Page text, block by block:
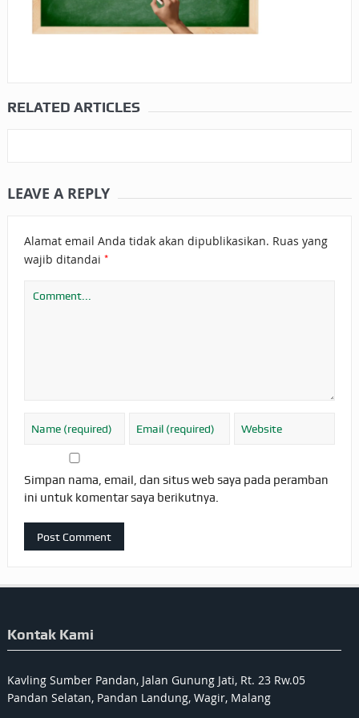
RELATED ARTICLES
LEAVE A REPLY
Alamat email Anda tidak akan dipublikasikan. Ruas yang
wajib ditandai *
Simpan nama, email, dan situs web saya pada peramban
ini untuk komentar saya berikutnya.
Kontak Kami
Kavling Sumber Pandan, Jalan Gunung Jati, Rt. 23 Rw.05
Pandan Selatan, Pandan Landung, Wagir, Malang